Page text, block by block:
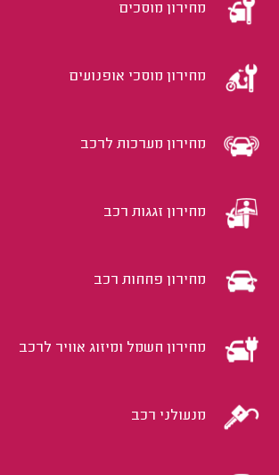
מחירון מוסכים
מחירון מוסכי אופנועים
מחירון מערכות לרכב
מחירון זגגות רכב
מחירון פחחות רכב
מחירון חשמל ומיזוג אוויר לרכב
מנעולני רכב